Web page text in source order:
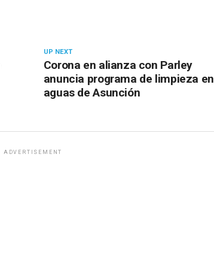
UP NEXT
Corona en alianza con Parley
anuncia programa de limpieza en
aguas de Asunción
ADVERTISEMENT